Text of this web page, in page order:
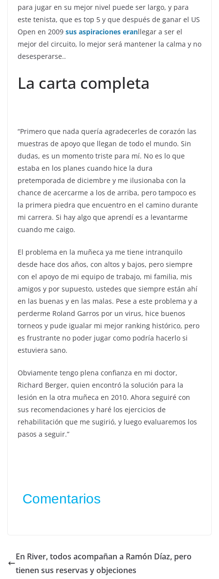
para jugar en su mejor nivel puede ser largo, y para
este tenista, que es top 5 y que después de ganar el US
Open en 2009 sus aspiraciones eranllegar a ser el
mejor del circuito, lo mejor será mantener la calma y no
desesperarse..
La carta completa
“Primero que nada quería agradecerles de corazón las
muestras de apoyo que llegan de todo el mundo. Sin
dudas, es un momento triste para mí. No es lo que
estaba en los planes cuando hice la dura
pretemporada de diciembre y me ilusionaba con la
chance de acercarme a los de arriba, pero tampoco es
la primera piedra que encuentro en el camino durante
mi carrera. Si hay algo que aprendí es a levantarme
cuando me caigo.
El problema en la muñeca ya me tiene intranquilo
desde hace dos años, con altos y bajos, pero siempre
con el apoyo de mi equipo de trabajo, mi familia, mis
amigos y por supuesto, ustedes que siempre están ahí
en las buenas y en las malas. Pese a este problema y a
perderme Roland Garros por un virus, hice buenos
torneos y pude igualar mi mejor ranking histórico, pero
es frustrante no poder jugar como podría hacerlo si
estuviera sano.
Obviamente tengo plena confianza en mi doctor,
Richard Berger, quien encontró la solución para la
lesión en la otra muñeca en 2010. Ahora seguiré con
sus recomendaciones y haré los ejercicios de
rehabilitación que me sugirió, y luego evaluaremos los
pasos a seguir.”
Comentarios
En River, todos acompañan a Ramón Díaz, pero
tienen sus reservas y objeciones